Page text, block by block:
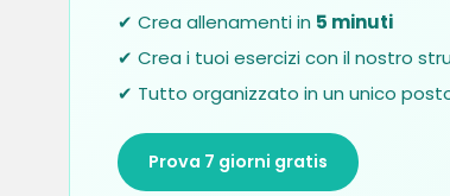
✔ Crea allenamenti in 5 minuti
✔ Crea i tuoi esercizi con il nostro
✔ Tutto organizzato in un unico
Prova 7 giorni gratis